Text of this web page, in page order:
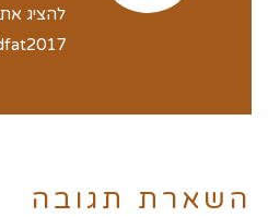
להציג
השארת תגובה